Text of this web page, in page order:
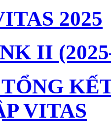
2025
II
VITAS